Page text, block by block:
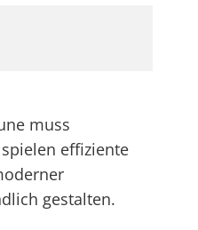
muss
effiziente
gestalten.